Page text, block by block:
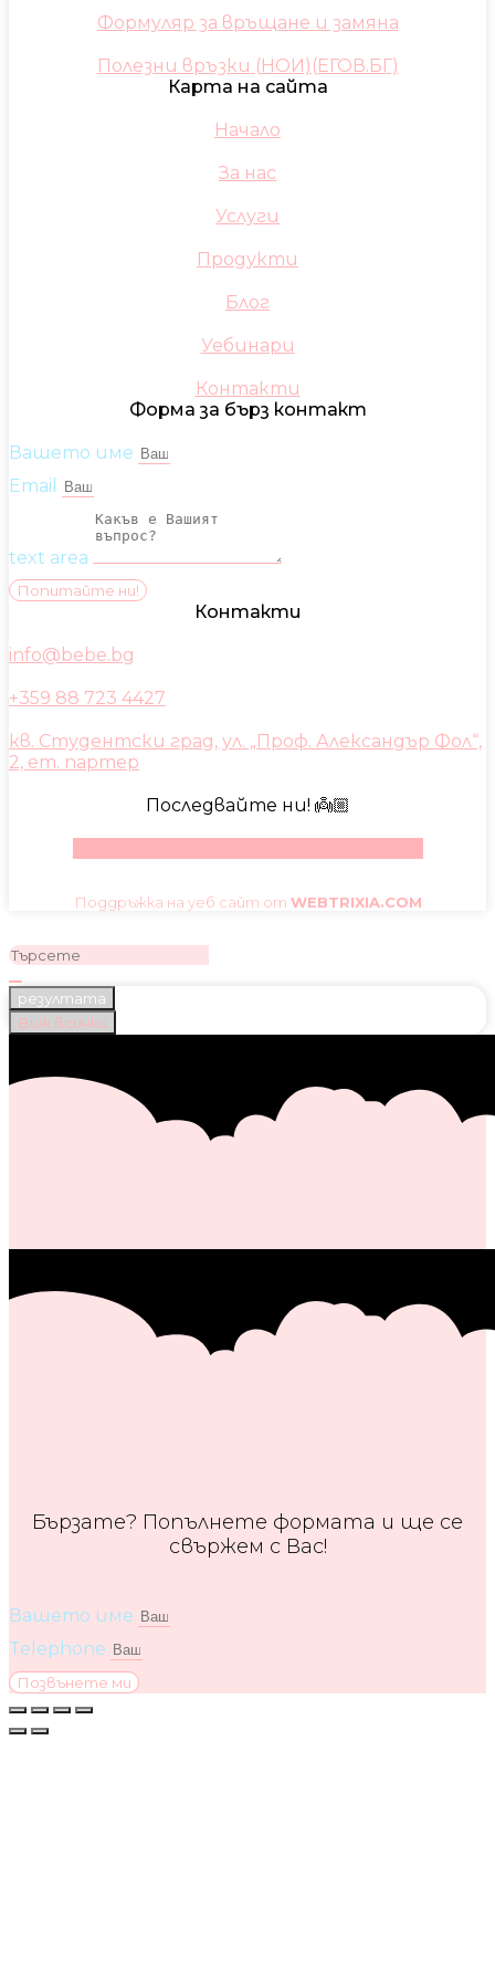
Формуляр за връщане и замяна
Полезни връзки (НОИ)(ЕГОВ.БГ)
Карта на сайта
Начало
За нас
Услуги
Продукти
Блог
Уебинари
Контакти
Форма за бърз контакт
Вашето име
Email
text area
Попитайте ни!
Контакти
info@bebe.bg
+359 88 723 4427
кв. Студентски град, ул. „Проф. Александър Фол“,
2, ет. партер
Последвайте ни! 👼🏼
Поддръжка на уеб сайт от WEBTRIXIA.COM
резултата
Виж всички
Бързате? Попълнете формата и ще се
свържем с Вас!
Вашето име
Telephone
Позвънете ми